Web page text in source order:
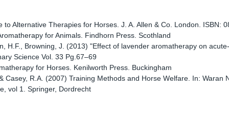
to Alternative Therapies for Horses. J. A. Allen & Co. London. ISBN:
for Animals. Findhorn Press. Scothland
H.F., Browning, J. (2013) "Effect of lavender aromatherapy on
Science Vol. 33 Pg.67–69
for Horses. Kenilworth Press. Buckingham
Casey, R.A. (2007) Training Methods and Horse Welfare. In: Waran
vol 1. Springer, Dordrecht